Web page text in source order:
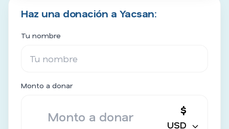
Haz una donación a Yacsan:
Tu nombre
Monto a donar
$
USD